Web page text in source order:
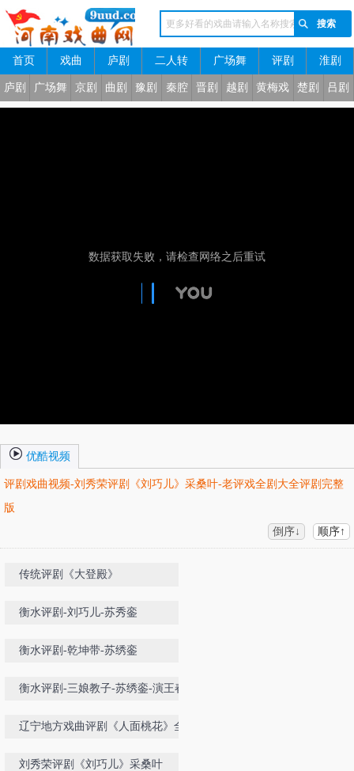
首页 戏曲 庐剧 二人转 广场舞 评剧 淮剧
庐剧 广场舞 京剧 曲剧 豫剧 秦腔 晋剧 越剧 黄梅戏 楚剧 吕剧
优酷视频
评剧戏曲视频-刘秀荣评剧《刘巧儿》采桑叶-老评戏全剧大全评剧完整
版
倒序↓
顺序↑
传统评剧《大登殿》
衡水评剧-刘巧儿-苏秀銮
衡水评剧-乾坤带-苏绣銮
衡水评剧-三娘教子-苏绣銮-演王春
辽宁地方戏曲评剧《人面桃花》全
刘秀荣评剧《刘巧儿》采桑叶